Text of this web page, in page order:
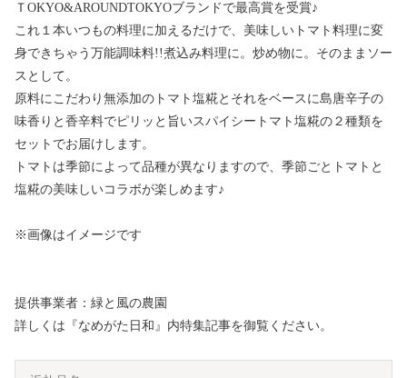
ＴOKYO&AROUNDTOKYOブランドで最高賞を受賞♪
これ１本いつもの料理に加えるだけで、美味しいトマト料理に変
身できちゃう万能調味料!!煮込み料理に。炒め物に。そのままソー
スとして。
原料にこだわり無添加のトマト塩糀とそれをベースに島唐辛子の
味香りと香辛料でピリッと旨いスパイシートマト塩糀の２種類を
セットでお届けします。
トマトは季節によって品種が異なりますので、季節ごとトマトと
塩糀の美味しいコラボが楽しめます♪
※画像はイメージです
提供事業者：緑と風の農園
詳しくは『なめがた日和』内特集記事を御覧ください。